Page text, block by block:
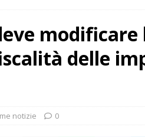
modificare
delle
notizie 0